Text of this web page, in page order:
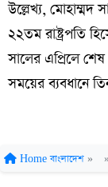
উল্লেখ্য, মোহাম্মদ
২২তম রাষ্ট্রপতি
সালের এপ্রিলে শেষ
সময়ের ব্যবধানে
Home বাংলাদেশ » »